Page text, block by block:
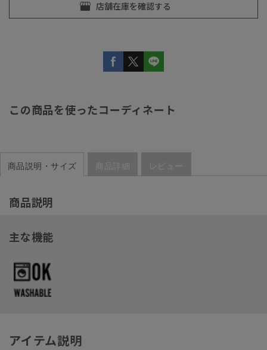
この商品を使ったコーディネート
商品説明・サイズ 商品詳細 レビュー
商品説明
主な機能
アイテム説明